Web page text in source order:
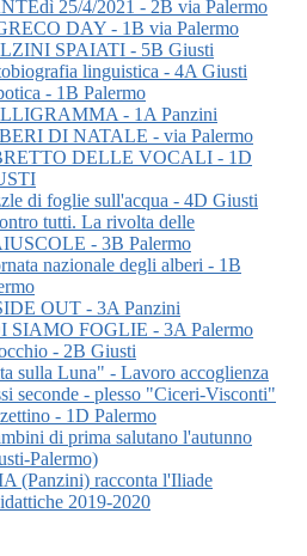
25/4/2021 - 2B via Palermo
DAY - 1B via Palermo
SPAIATI - 5B Giusti
linguistica - 4A Giusti
- 1B Palermo
- 1A Panzini
DI NATALE - via Palermo
DELLE VOCALI - 1D
di foglie sull'acqua - 4D Giusti
tutti. La rivolta delle
- 3B Palermo
nazionale degli alberi - 1B
OUT - 3A Panzini
SIAMO FOGLIE - 3A Palermo
- 2B Giusti
sulla Luna" - Lavoro accoglienza
seconde - plesso "Ciceri-Visconti"
- 1D Palermo
di prima salutano l'autunno
Palermo)
(Panzini) racconta l'Iliade
2019-2020